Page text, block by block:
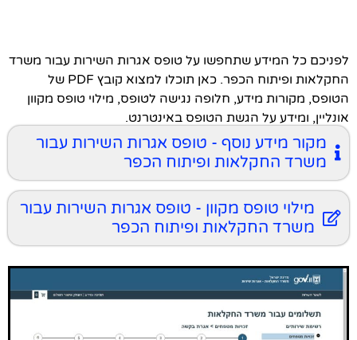
לפניכם כל המידע שתחפשו על טופס אגרות השירות עבור משרד
החקלאות ופיתוח הכפר. כאן תוכלו למצוא קובץ PDF של
הטופס, מקורות מידע, חלופה נגישה לטופס, מילוי טופס מקוון
אונליין, ומידע על הגשת הטופס באינטרנט.
מקור מידע נוסף - טופס אגרות השירות עבור
משרד החקלאות ופיתוח הכפר
מילוי טופס מקוון - טופס אגרות השירות עבור
משרד החקלאות ופיתוח הכפר